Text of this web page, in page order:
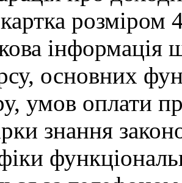
розміром
інформація
основних
умов оплати
знання